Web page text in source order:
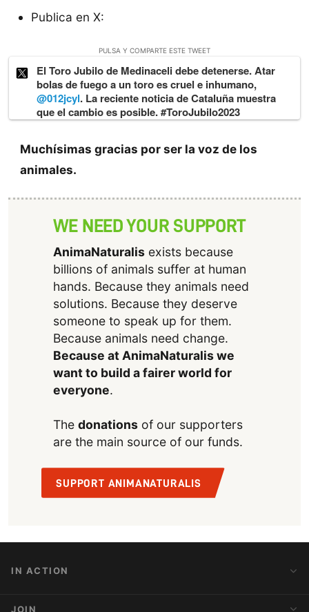
Publica en X:
PULSA Y COMPARTE ESTE TWEET
El Toro Jubilo de Medinaceli debe detenerse. Atar
bolas de fuego a un toro es cruel e inhumano,
@012jcyl. La reciente noticia de Cataluña muestra
que el cambio es posible. #ToroJubilo2023
Muchísimas gracias por ser la voz de los
animales.
WE NEED YOUR SUPPORT
AnimaNaturalisexists because
billions of animals suffer at human
hands. Because they animals need
solutions. Because they deserve
someone to speak up for them.
Because animals need change.
Because at AnimaNaturalis we
want to build a fairer world for
everyone.
The donationsof our supporters
are the main source of our funds.
SUPPORT ANIMANATURALIS
IN ACTION
Action Alerts
JOIN